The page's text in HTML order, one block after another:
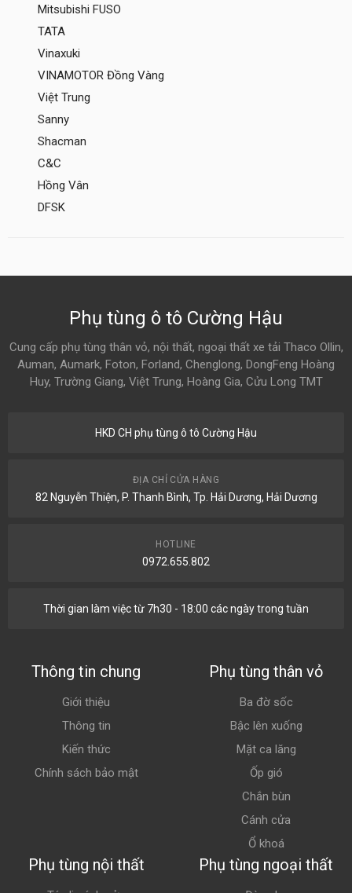
Mitsubishi FUSO
TATA
Vinaxuki
VINAMOTOR Đồng Vàng
Việt Trung
Sanny
Shacman
C&C
Hồng Vân
DFSK
Phụ tùng ô tô Cường Hậu
Cung cấp phụ tùng thân vỏ, nội thất, ngoại thất xe tải Thaco Ollin,
Auman, Aumark, Foton, Forland, Chenglong, DongFeng Hoàng
Huy, Trường Giang, Việt Trung, Hoàng Gia, Cửu Long TMT
HKD CH phụ tùng ô tô Cường Hậu
ĐỊA CHỈ CỬA HÀNG
82 Nguyễn Thiện, P. Thanh Bình, Tp. Hải Dương, Hải Dương
HOTLINE
0972.655.802
Thời gian làm việc từ 7h30 - 18:00 các ngày trong tuần
Thông tin chung
Giới thiệu
Thông tin
Kiến thức
Chính sách bảo mật
Phụ tùng thân vỏ
Ba đờ sốc
Bậc lên xuống
Mặt ca lăng
Ốp gió
Chắn bùn
Cánh cửa
Ổ khoá
Phụ tùng nội thất Phụ tùng ngoại thất